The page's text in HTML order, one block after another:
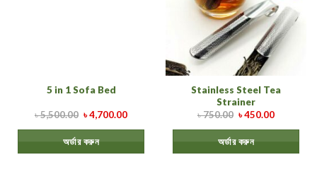
5 in 1 Sofa Bed
৳5,500.00 ৳4,700.00
অর্ডার করুন
Stainless Steel Tea
Strainer
৳750.00 ৳450.00
অর্ডার করুন